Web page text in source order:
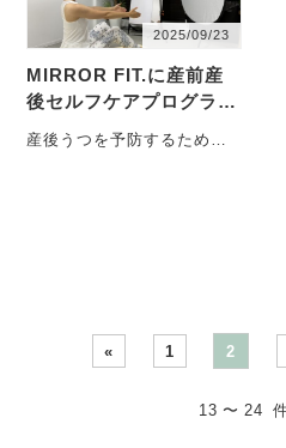
2025/09/23
MIRROR FIT.に産前産
後セルフケアプログラム
Birthcare Fit.が追加さ
れました。
産後うつを予防するため
« 1 2
13 〜 24